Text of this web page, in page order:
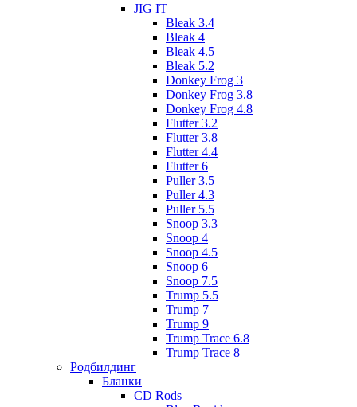
JIG IT
Bleak 3.4
Bleak 4
Bleak 4.5
Bleak 5.2
Donkey Frog 3
Donkey Frog 3.8
Donkey Frog 4.8
Flutter 3.2
Flutter 3.8
Flutter 4.4
Flutter 6
Puller 3.5
Puller 4.3
Puller 5.5
Snoop 3.3
Snoop 4
Snoop 4.5
Snoop 6
Snoop 7.5
Trump 5.5
Trump 7
Trump 9
Trump Trace 6.8
Trump Trace 8
Родбилдинг
Бланки
CD Rods